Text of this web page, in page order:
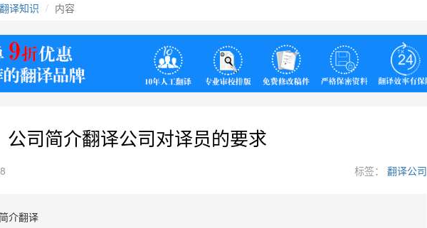
核酸检测报告翻译
核酸检测报告英文版翻
译
翻译知识 内容
公司简介翻译公司对译员的要求
标签： 翻译公司
介翻译